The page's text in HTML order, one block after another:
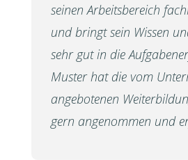
seinen Arbeitsbereich
und bringt sein Wissen
sehr gut in die
Muster hat die vom
angebotenen
gern angenommen und